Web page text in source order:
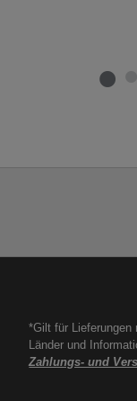
*Gilt für Lieferungen
Länder und
Zahlungs- und